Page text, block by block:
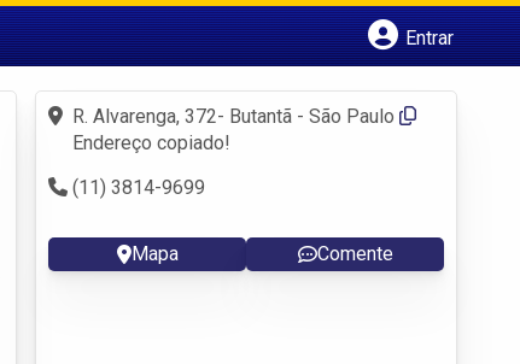
Entrar
Fazer login
Criar conta
R. Alvarenga, 372- Butantã - São Paulo
Endereço copiado!
(11) 3814-9699
Mapa Comente